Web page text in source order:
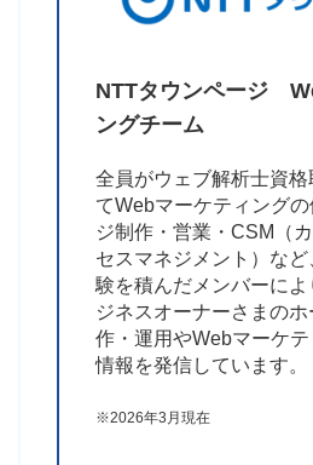
NTTタウンページ
ングチーム
全員がウェブ解析士資格
てWebマーケティング
ジ制作・営業・CSM（
セスマネジメント）な
験を積んだメンバーに
ジネスオーナーさまのホ
作・運用やWebマーケ
情報を発信しています。
※2026年3月現在